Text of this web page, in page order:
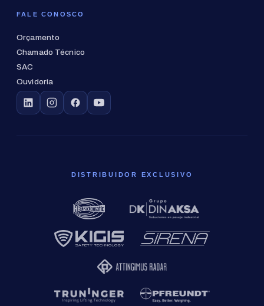
FALE CONOSCO
Orçamento
Chamado Técnico
SAC
Ouvidoria
DISTRIBUIDOR EXCLUSIVO